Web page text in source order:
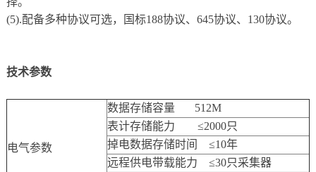
(5).配备多种协议可选，国标188协议、645协议、130协议。
技术参数
电气参数
数据存储容量 512M
表计存储能力 ≤2000只
掉电数据存储时间 ≤10年
远程供电带载能力 ≤30只采集器